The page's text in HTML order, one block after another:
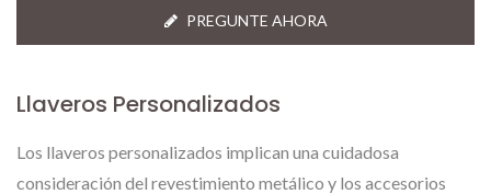
PREGUNTE AHORA
Llaveros Personalizados
Los llaveros personalizados implican una cuidadosa
consideración del revestimiento metálico y los accesorios